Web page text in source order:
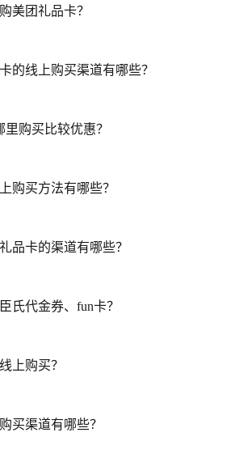
美团礼品卡？
的线上购买渠道有哪些？
购买比较优惠？
购买方法有哪些？
品卡的渠道有哪些？
氏代金券、fun卡？
上购买？
买渠道有哪些？